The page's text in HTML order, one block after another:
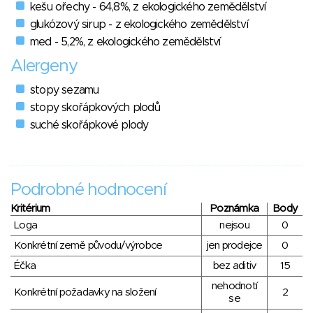
kešu ořechy - 64,8%, z ekologického zemědělství
glukózový sirup - z ekologického zemědělství
med - 5,2%, z ekologického zemědělství
Alergeny
stopy sezamu
stopy skořápkových plodů
suché skořápkové plody
Podrobné hodnocení
Kritérium Poznámka
Body
Loga
nejsou
0
Konkrétní země původu/výrobce
jen prodejce
0
Éčka
bez aditiv 15
Konkrétní požadavky na složení
nehodnotí
se
2